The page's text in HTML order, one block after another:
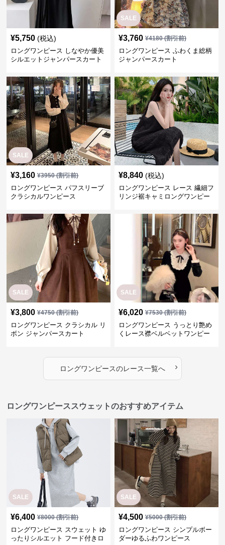
¥5,750 (税込)
ロングワンピース しなやか優美
シルエットジャンパースカート
SALE
¥3,760 ¥4180(割引前)
ロングワンピース ふわくま総柄
ジャンパースカート
SALE
¥3,160 ¥3950(割引前)
ロングワンピース パフスリーブ
クラシカルワンピース
¥8,840 (税込)
ロングワンピース レース 繊細フ
リンジ裾キャミロングワンピー
SALE
¥3,800 ¥4750(割引前)
ロングワンピース クラシカル リ
ボン ジャンパースカート
SALE
¥6,020 ¥7530(割引前)
ロングワンピース うっとり艶め
くレース襟ベルベットワンピー
ロングワンピースのレース一覧へ ›
ロングワンピーススウェットのおすすめアイテム
SALE
¥6,400 ¥8000(割引前)
ロングワンピース スウェット ゆ
ったりシルエット フード付きロ
SALE
¥4,500 ¥5000(割引前)
ロングワンピース シンプルボー
ダーゆるふわワンピース